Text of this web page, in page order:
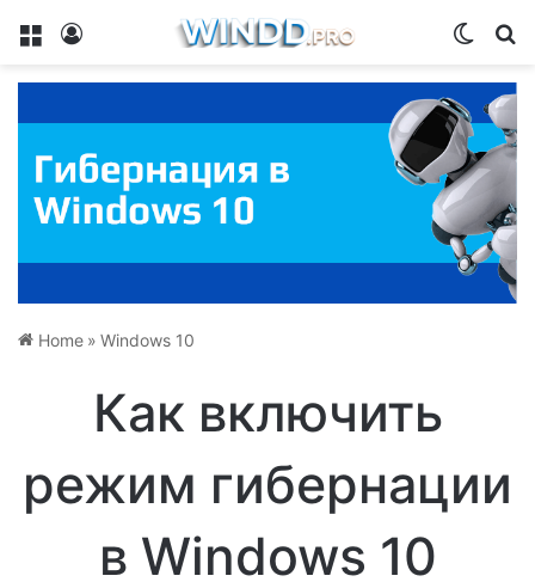
Menu
Home » Windows 10
Как включить
режим гибернации
в Windows 10